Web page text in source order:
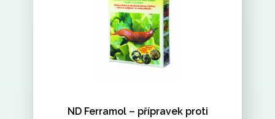
ND Ferramol – přípravek proti